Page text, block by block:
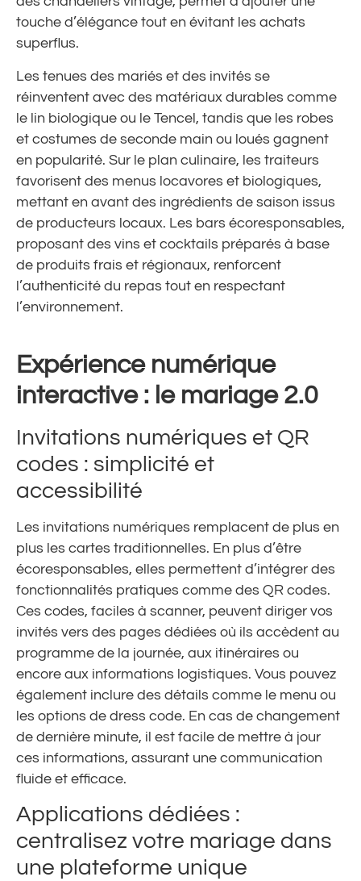
touche d’élégance tout en évitant les achats
superflus.
Les tenues des mariés et des invités se
réinventent avec des matériaux durables comme
le lin biologique ou le Tencel, tandis que les robes
et costumes de seconde main ou loués gagnent
en popularité. Sur le plan culinaire, les traiteurs
favorisent des menus locavores et biologiques,
mettant en avant des ingrédients de saison issus
de producteurs locaux. Les bars écoresponsables,
proposant des vins et cocktails préparés à base
de produits frais et régionaux, renforcent
l’authenticité du repas tout en respectant
l’environnement.
Expérience numérique
interactive : le mariage 2.0
Invitations numériques et QR
codes : simplicité et
accessibilité
Les invitations numériques remplacent de plus en
plus les cartes traditionnelles. En plus d’être
écoresponsables, elles permettent d’intégrer des
fonctionnalités pratiques comme des QR codes.
Ces codes, faciles à scanner, peuvent diriger vos
invités vers des pages dédiées où ils accèdent au
programme de la journée, aux itinéraires ou
encore aux informations logistiques. Vous pouvez
également inclure des détails comme le menu ou
les options de dress code. En cas de changement
de dernière minute, il est facile de mettre à jour
ces informations, assurant une communication
fluide et efficace.
Applications dédiées :
centralisez votre mariage dans
une plateforme unique